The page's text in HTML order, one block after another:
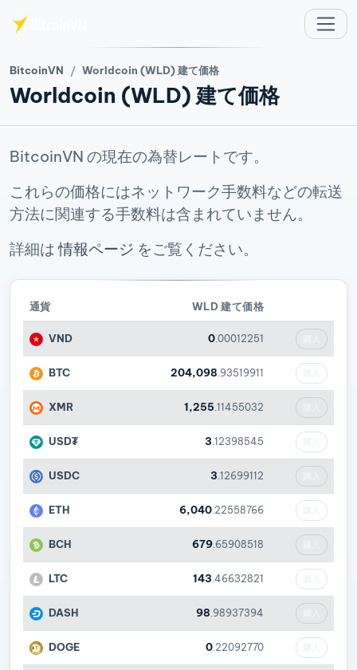
BitcoinVN Worldcoin (WLD) 建て価格
Worldcoin (WLD) 建て価格
BitcoinVN の現在の為替レートです。
これらの価格にはネットワーク手数料などの転送
方法に関連する手数料は含まれていません。
詳細は情報ページ をご覧ください。
通貨 WLD 建て価格
VND 0 .00012251
BTC 204,098 .93519911
XMR 1,255 .11455032
USD₮ 3 .12398545
USDC 3 .12699112
ETH 6,040 .22558766
BCH 679 .65908518
LTC 143 .46632821
DASH 98 .98937394
DOGE 0 .22092770